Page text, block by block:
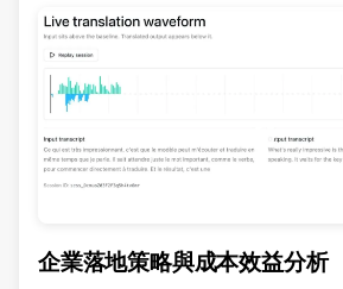
企業落地策略與成本效益分析